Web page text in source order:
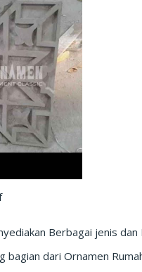
Berbagai jenis
bagian dari Ornamen